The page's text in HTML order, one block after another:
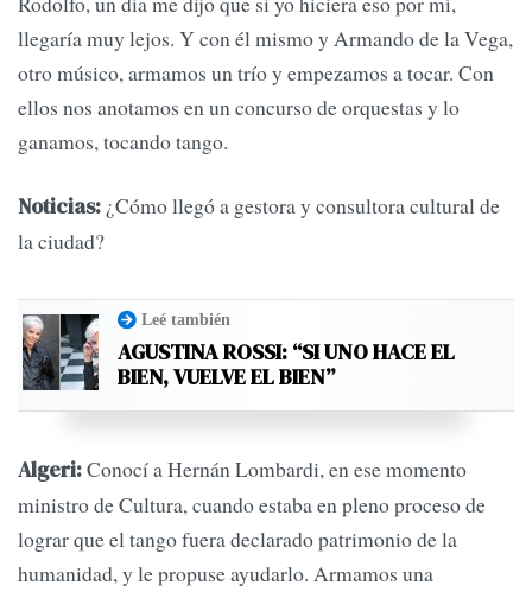
llegaría muy lejos. Y con él mismo y Armando de la Vega,
otro músico, armamos un trío y empezamos a tocar. Con
ellos nos anotamos en un concurso de orquestas y lo
ganamos, tocando tango.
Noticias: ¿Cómo llegó a gestora y consultora cultural de
la ciudad?
Leé también
AGUSTINA ROSSI: “SI UNO HACE EL
BIEN, VUELVE EL BIEN”
Algeri:Conocí a Hernán Lombardi, en ese momento
ministro de Cultura, cuando estaba en pleno proceso de
lograr que el tango fuera declarado patrimonio de la
humanidad, y le propuse ayudarlo. Armamos una